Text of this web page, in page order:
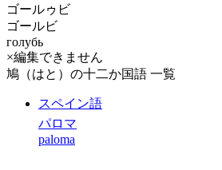
ゴールゥビ
ゴールビ
голубь
×編集できません
鳩（はと）の十二か国語 一覧
スペイン語
パロマ
paloma